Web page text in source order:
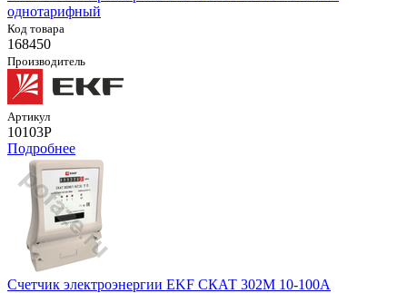
однотарифный
Код товара
168450
Производитель
Артикул
10103Р
Подробнее
Счетчик электроэнергии EKF СКАТ 302М 10-100А